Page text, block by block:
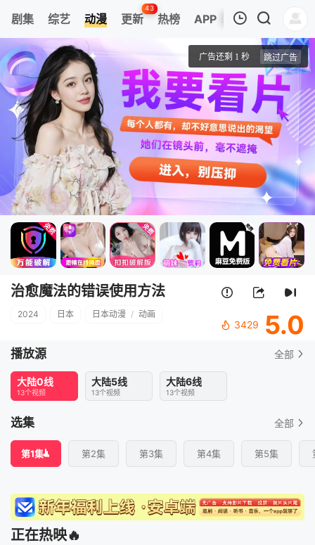
剧集 综艺 动漫 更新
43
热榜 APP
我的观影记录
第1集
治愈魔法的错误使用方法
清空
治愈魔法的错误使用方法
2024 日本 日本动漫 / 动画
3429 5.0
播放源 全部
大陆0线
13个视频
大陆5线
13个视频
大陆6线
13个视频
选集 全部
第1集 第2集 第3集 第4集 第5集
正在热映🔥